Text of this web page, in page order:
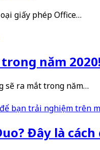
giấy phép Office…
năm 2020!
sẽ ra mắt trong năm…
Đây là